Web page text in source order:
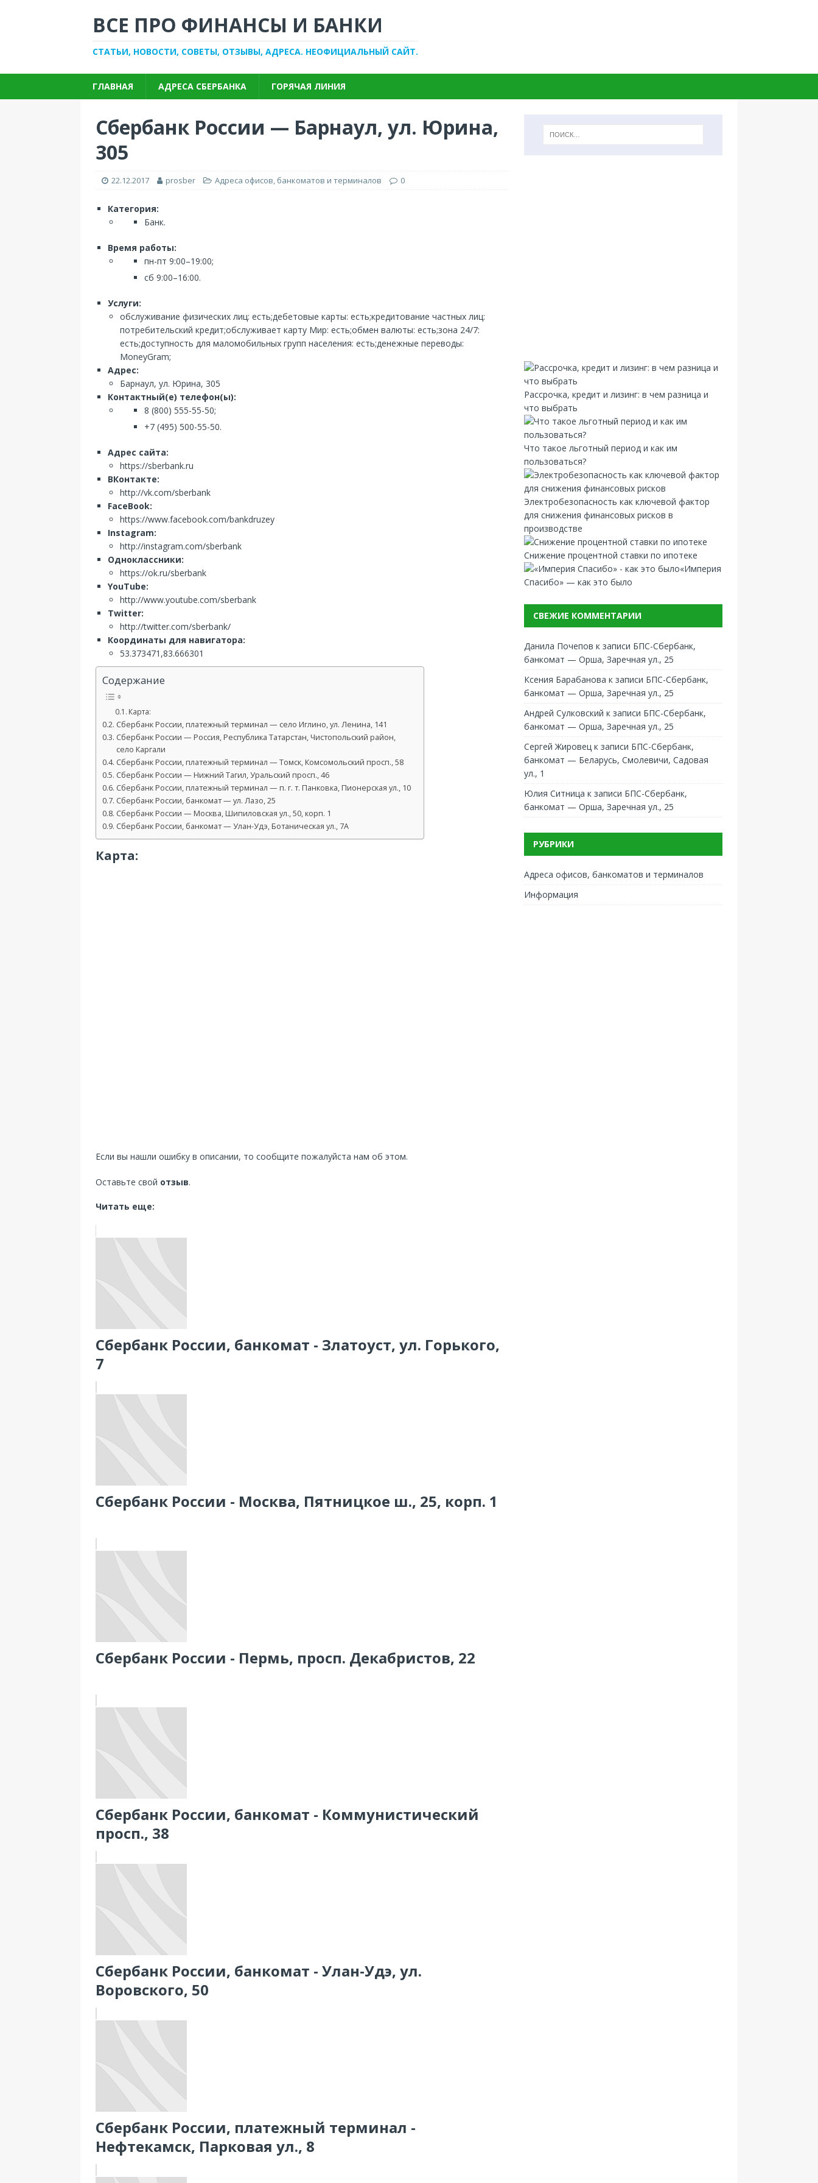
ВСЕ ПРО ФИНАНСЫ И БАНКИ
СТАТЬИ, НОВОСТИ, СОВЕТЫ, ОТЗЫВЫ, АДРЕСА. НЕОФИЦИАЛЬНЫЙ САЙТ.
ГЛАВНАЯ АДРЕСА СБЕРБАНКА ГОРЯЧАЯ ЛИНИЯ
Сбербанк России — Барнаул, ул. Юрина,
305
22.12.2017 prosber Адреса офисов, банкоматов и терминалов 0
Категория:
Банк.
Время работы:
пн-пт 9:00–19:00;
сб 9:00–16:00.
Услуги:
обслуживание физических лиц: есть;дебетовые карты: есть;кредитование частных лиц:
потребительский кредит;обслуживает карту Мир: есть;обмен валюты: есть;зона 24/7:
есть;доступность для маломобильных групп населения: есть;денежные переводы:
MoneyGram;
Адрес:
Барнаул, ул. Юрина, 305
Контактный(е) телефон(ы):
8 (800) 555-55-50;
+7 (495) 500-55-50.
Адрес сайта:
https://sberbank.ru
ВКонтакте:
http://vk.com/sberbank
FaceBook:
https://www.facebook.com/bankdruzey
Instagram:
http://instagram.com/sberbank
Одноклассники:
https://ok.ru/sberbank
YouTube:
http://www.youtube.com/sberbank
Twitter:
http://twitter.com/sberbank/
Координаты для навигатора:
53.373471,83.666301
Содержание
Карта:
Сбербанк России, платежный терминал — село Иглино, ул. Ленина, 141
Сбербанк России — Россия, Республика Татарстан, Чистопольский район,
село Каргали
Сбербанк России, платежный терминал — Томск, Комсомольский просп., 58
Сбербанк России — Нижний Тагил, Уральский просп., 46
Сбербанк России, платежный терминал — п. г. т. Панковка, Пионерская ул., 10
Сбербанк России, банкомат — ул. Лазо, 25
Сбербанк России — Москва, Шипиловская ул., 50, корп. 1
Сбербанк России, банкомат — Улан-Удэ, Ботаническая ул., 7А
Карта:
Если вы нашли ошибку в описании, то сообщите пожалуйста нам об этом.
Оставьте свой отзыв.
Читать еще:
Сбербанк России, банкомат - Златоуст, ул. Горького,
7
Сбербанк России - Москва, Пятницкое ш., 25, корп. 1
Сбербанк России - Пермь, просп. Декабристов, 22
Сбербанк России, банкомат - Коммунистический
просп., 38
Сбербанк России, банкомат - Улан-Удэ, ул.
Воровского, 50
Сбербанк России, платежный терминал -
Нефтекамск, Парковая ул., 8
Рассрочка, кредит и лизинг: в чем разница и
что выбрать
Что такое льготный период и как им
пользоваться?
Электробезопасность как ключевой фактор
для снижения финансовых рисков в
производстве
Снижение процентной ставки по ипотеке
«Империя
Спасибо» — как это было
СВЕЖИЕ КОММЕНТАРИИ
Данила Почепов к записи БПС-Сбербанк,
банкомат — Орша, Заречная ул., 25
Ксения Барабанова к записи БПС-Сбербанк,
банкомат — Орша, Заречная ул., 25
Андрей Сулковский к записи БПС-Сбербанк,
банкомат — Орша, Заречная ул., 25
Сергей Жировец к записи БПС-Сбербанк,
банкомат — Беларусь, Смолевичи, Садовая
ул., 1
Юлия Ситница к записи БПС-Сбербанк,
банкомат — Орша, Заречная ул., 25
РУБРИКИ
Адреса офисов, банкоматов и терминалов
Информация